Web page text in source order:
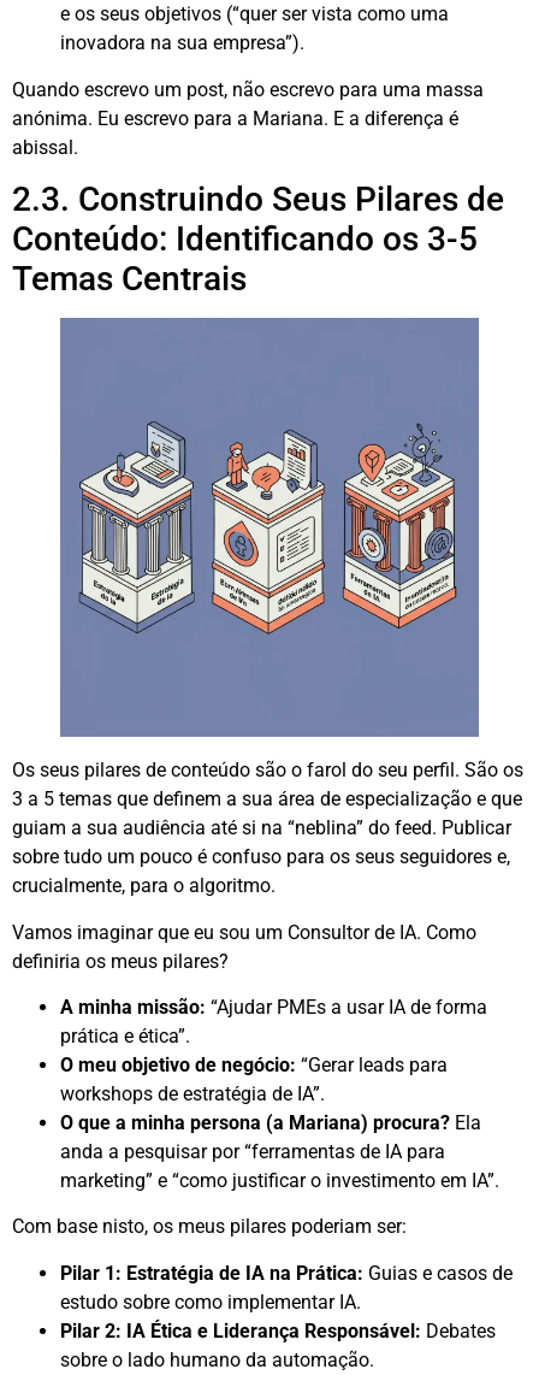
e os seus objetivos (“quer ser vista como uma
inovadora na sua empresa”).
Quando escrevo um post, não escrevo para uma massa
anónima. Eu escrevo para a Mariana. E a diferença é
abissal.
2.3. Construindo Seus Pilares de
Conteúdo: Identificando os 3-5
Temas Centrais
Os seus pilares de conteúdo são o farol do seu perfil. São os
3 a 5 temas que definem a sua área de especialização e que
guiam a sua audiência até si na “neblina” do feed. Publicar
sobre tudo um pouco é confuso para os seus seguidores e,
crucialmente, para o algoritmo.
Vamos imaginar que eu sou um Consultor de IA. Como
definiria os meus pilares?
A minha missão: “Ajudar PMEs a usar IA de forma
prática e ética”.
O meu objetivo de negócio: “Gerar leads para
workshops de estratégia de IA”.
O que a minha persona (a Mariana) procura? Ela
anda a pesquisar por “ferramentas de IA para
marketing” e “como justificar o investimento em IA”.
Com base nisto, os meus pilares poderiam ser:
Pilar 1: Estratégia de IA na Prática: Guias e casos de
estudo sobre como implementar IA.
Pilar 2: IA Ética e Liderança Responsável: Debates
sobre o lado humano da automação.